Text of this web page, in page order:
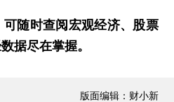
可随时查阅宏观经济、股票
据尽在掌握。
版面编辑：财小新